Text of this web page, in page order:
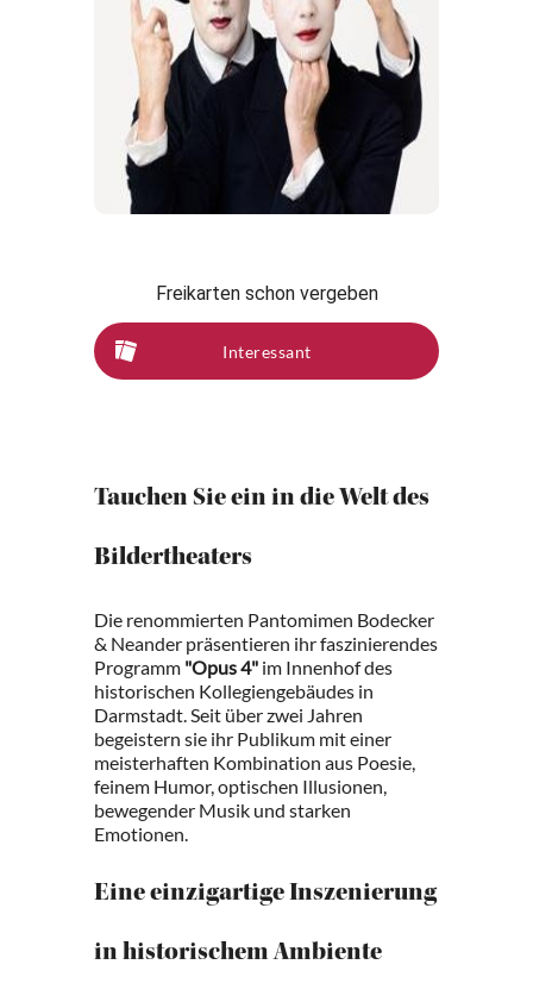
Freikarten schon vergeben
Interessant
Tauchen Sie ein in die Welt des
Bildertheaters
Die renommierten Pantomimen Bodecker
& Neander präsentieren ihr faszinierendes
Programm "Opus 4" im Innenhof des
historischen Kollegiengebäudes in
Darmstadt. Seit über zwei Jahren
begeistern sie ihr Publikum mit einer
meisterhaften Kombination aus Poesie,
feinem Humor, optischen Illusionen,
bewegender Musik und starken
Emotionen.
Eine einzigartige Inszenierung
in historischem Ambiente